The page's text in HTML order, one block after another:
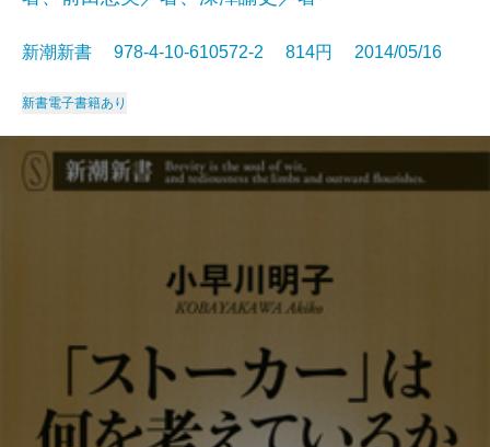
新潮新書 978-4-10-610572-2 814円 2014/05/16
新書電子書籍あり